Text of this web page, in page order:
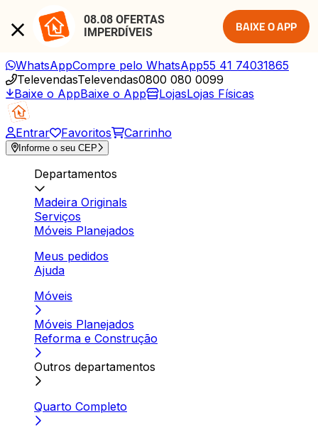
08.08 OFERTAS
IMPERDÍVEIS
BAIXE O APP
WhatsAppCompre pelo WhatsApp55 41 74031865
TelevendasTelevendas0800 080 0099
Baixe o AppBaixe o App LojasLojas Físicas
Entrar Favoritos Carrinho
Informe o seu CEP
Departamentos
Madeira Originals
Serviços
Móveis Planejados
Meus pedidos
Ajuda
Móveis
Móveis Planejados
Reforma e Construção
Outros departamentos
Quarto Completo